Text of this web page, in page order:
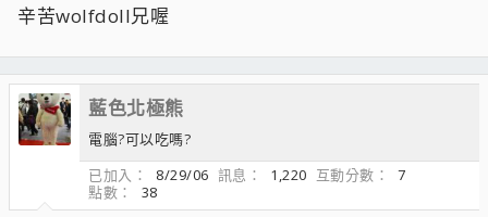
辛苦wolfdoll兄喔
藍色北極熊
電腦?可以吃嗎?
已加入
8/29/06 訊息 1,220 互動分數
7
點數
38